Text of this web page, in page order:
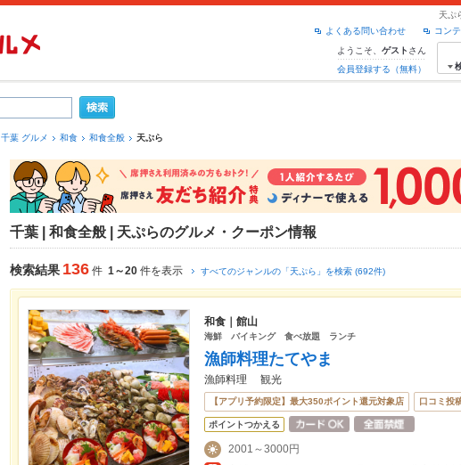
天ぷ
コン
よくある問い合わせ
ようこそ、 ゲスト さん
会員登録する（無料）
千葉 グルメ 和食 和食全般 天ぷら
千葉 | 和食全般 | 天ぷらのグルメ・クーポン情報
検索結果 136 件 1～20 件を表示 すべてのジャンルの「天ぷら」を検索 (692件)
和食｜館山
海鮮 バイキング 食べ放題 ランチ
漁師料理たてやま
漁師料理 観光
【アプリ予約限定】最大350ポイント還元対象店 口コミ投
ポイントつかえる
2001～3000円